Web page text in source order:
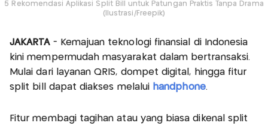
5 Rekomendasi Aplikasi Split Bill untuk Patungan Praktis Tanpa Drama
(Ilustrasi/Freepik)
JAKARTA- Kemajuan teknologi finansial di Indonesia
kini mempermudah masyarakat dalam bertransaksi.
Mulai dari layanan QRIS, dompet digital, hingga fitur
split bill dapat diakses melalui handphone.
Fitur membagi tagihan atau yang biasa dikenal split